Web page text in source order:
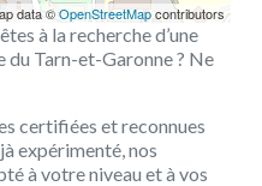
data ©OpenStreetMapcontributors
à la recherche d’une
Tarn-et-Garonne ? Ne
certifiées et reconnues
expérimenté, nos
à votre niveau et à vos